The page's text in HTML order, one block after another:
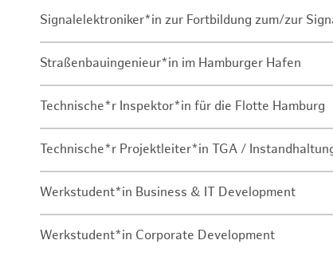
Signalelektroniker*in zur Fortbildung zum/zur
Straßenbauingenieur*in im Hamburger Hafen
Technische*r Inspektor*in für die Flotte Hamburg
Technische*r Projektleiter*in TGA /
Werkstudent*in Business & IT Development
Werkstudent*in Corporate Development